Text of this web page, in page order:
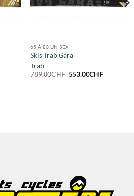
65 À 80 UNISEX
Skis Trab Gara
Trab
789.00CHF Le
553.00CHFLe